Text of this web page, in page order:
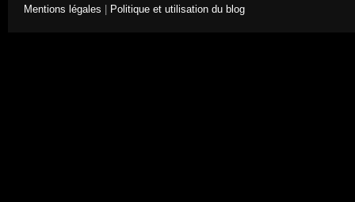
Mentions légales | Politique et utilisation du blog